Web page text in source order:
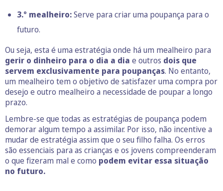
3.º mealheiro:Serve para criar uma poupança para o
futuro.
Ou seja, esta é uma estratégia onde há um mealheiro para
gerir o dinheiro para o dia a dia e outros dois que
servem exclusivamente para poupanças. No entanto,
um mealheiro tem o objetivo de satisfazer uma compra por
desejo e outro mealheiro a necessidade de poupar a longo
prazo.
Lembre-se que todas as estratégias de poupança podem
demorar algum tempo a assimilar. Por isso, não incentive a
mudar de estratégia assim que o seu filho falha. Os erros
são essenciais para as crianças e os jovens compreenderam
o que fizeram mal e como podem evitar essa situação
no futuro.